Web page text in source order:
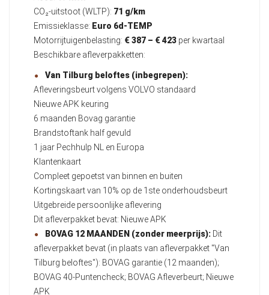
CO₂-uitstoot (WLTP): 71 g/km
Emissieklasse: Euro 6d-TEMP
Motorrijtuigenbelasting: € 387 – € 423 per kwartaal
Beschikbare afleverpakketten:
Van Tilburg beloftes (inbegrepen):
Afleveringsbeurt volgens VOLVO standaard
Nieuwe APK keuring
6 maanden Bovag garantie
Brandstoftank half gevuld
1 jaar Pechhulp NL en Europa
Klantenkaart
Compleet gepoetst van binnen en buiten
Kortingskaart van 10% op de 1ste onderhoudsbeurt
Uitgebreide persoonlijke aflevering
Dit afleverpakket bevat: Nieuwe APK
BOVAG 12 MAANDEN (zonder meerprijs): Dit
afleverpakket bevat (in plaats van afleverpakket "Van
Tilburg beloftes"): BOVAG garantie (12 maanden);
BOVAG 40-Puntencheck; BOVAG Afleverbeurt; Nieuwe
APK